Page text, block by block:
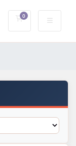
0Carrinho de